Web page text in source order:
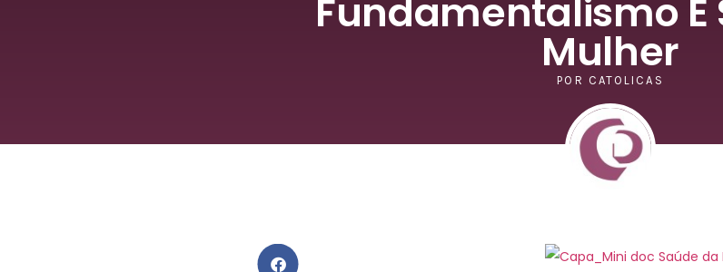
Fundamentalismo E
Mulher
POR CATOLICAS